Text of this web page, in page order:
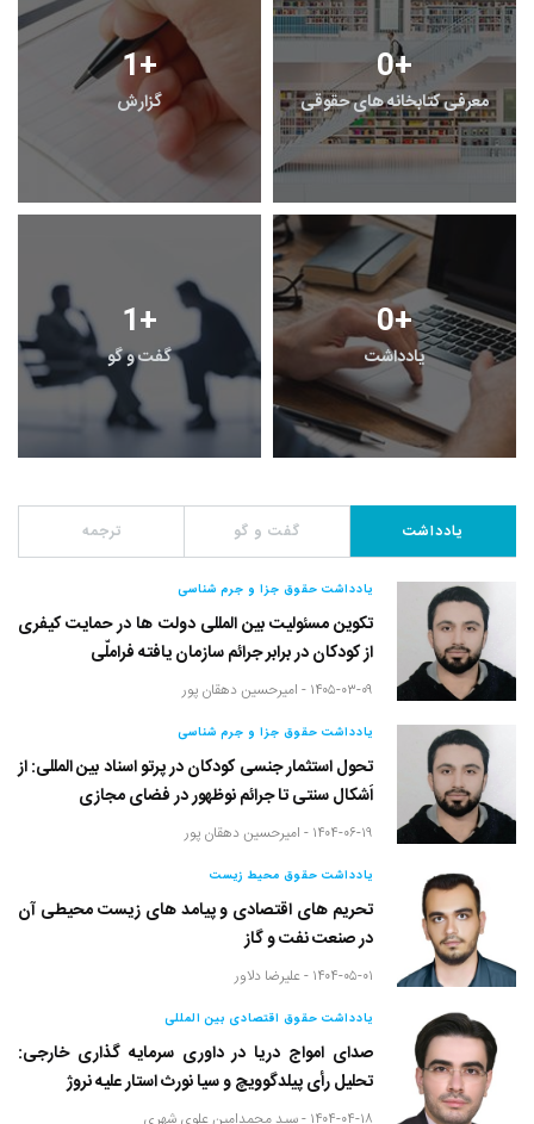
1+
گزارش
0+
معرفی کتابخانه های حقوقی
1+
گفت و گو
0+
یادداشت
یادداشت گفت و گو ترجمه
یادداشت حقوق جزا و جرم شناسی
تکوین مسئولیت بین المللی دولت ها در حمایت کیفری
از کودکان در برابر جرائم سازمان یافته فراملّی
۱۴۰۵-۰۳-۰۹ - امیرحسین دهقان پور
یادداشت حقوق جزا و جرم شناسی
تحول استثمار جنسی کودکان در پرتو اسناد بین المللی: از
اَشکال سنتی تا جرائم نوظهور در فضای مجازی
۱۴۰۴-۰۶-۱۹ - امیرحسین دهقان پور
یادداشت حقوق محیط زیست
تحریم های اقتصادی و پیامد های زیست محیطی آن
در صنعت نفت و گاز
۱۴۰۴-۰۵-۰۱ - علیرضا دلاور
یادداشت حقوق اقتصادی بین المللی
صدای امواج دریا در داوری سرمایه گذاری خارجی:
تحلیل رأی پیلدگوویچ و سیا نورث استار علیه نروژ
۱۴۰۴-۰۴-۱۸ - سید محمدامین علوی شهری